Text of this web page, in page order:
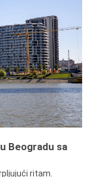
Beogradu sa
ritam.